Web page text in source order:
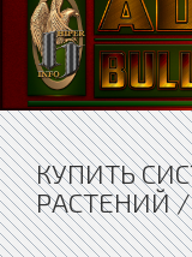
КУПИТЬ
РАСТЕНИЙ